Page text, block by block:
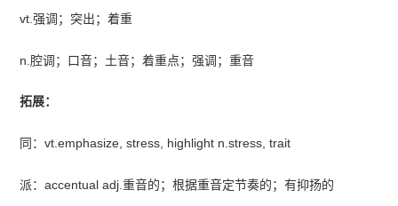
vt.强调；突出；着重
n.腔调；口音；土音；着重点；强调；重音
拓展：
同：vt.emphasize, stress, highlight n.stress, trait
派：accentual adj.重音的；根据重音定节奏的；有抑扬的